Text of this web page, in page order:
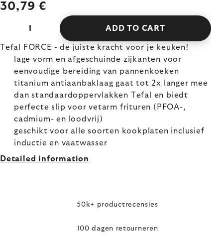
30,79 €
ADD TO CART
Tefal FORCE - de juiste kracht voor je keuken!
lage vorm en afgeschuinde zijkanten voor
eenvoudige bereiding van pannenkoeken
titanium antiaanbaklaag gaat tot 2x langer mee
dan standaardoppervlakken Tefal en biedt
perfecte slip voor vetarm frituren (PFOA-,
cadmium- en loodvrij)
geschikt voor alle soorten kookplaten inclusief
inductie en vaatwasser
Detailed information
50k+ productrecensies
100 dagen retourneren